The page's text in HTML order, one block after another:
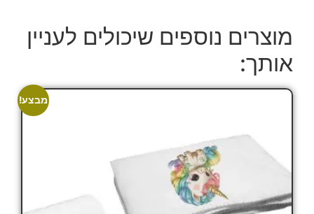
מוצרים נוספים שיכולים לעניין
אותך:
מבצע!